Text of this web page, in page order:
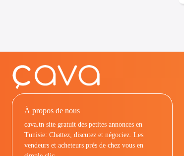
À propos de nous
cava.tn site gratuit des petites annonces en
Tunisie: Chattez, discutez et négociez. Les
vendeurs et acheteurs prés de chez vous en